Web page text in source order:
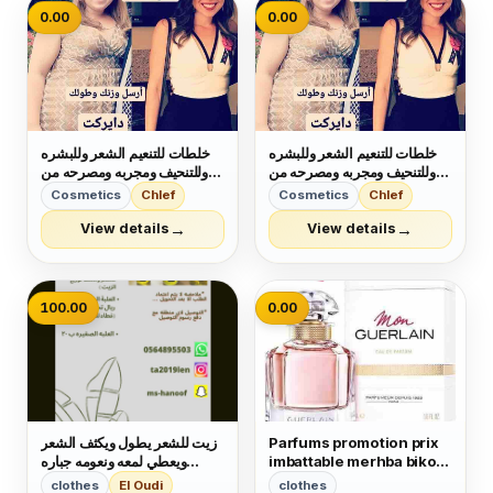
0.00
خلطات للتنعيم الشعر وللبشره
وللتنحيف ومجربه ومصرحه من
الصحه والدواء
Cosmetics Chlef
View details →
0.00
خلطات للتنعيم الشعر وللبشره
وللتنحيف ومجربه ومصرحه من
الصحه والدواء
Cosmetics Chlef
View details →
100.00
زيت للشعر يطول ويكثف الشعر
ويعطي لمعه ونعومه جباره
للشعر ويمنع التساقط
clothes El Oudi
0.00
Parfums promotion prix
imbattable merhba bikom
❤clothes